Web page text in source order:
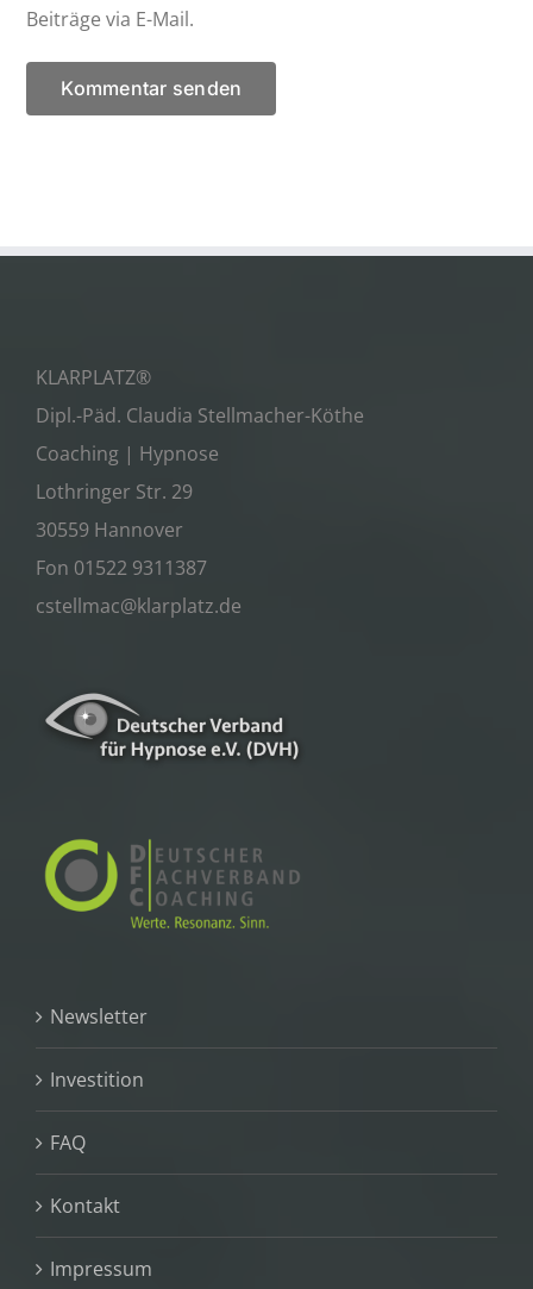
Beiträge via E-Mail.
KLARPLATZ®
Dipl.-Päd. Claudia Stellmacher-Köthe
Coaching | Hypnose
Lothringer Str. 29
30559 Hannover
Fon 01522 9311387
cstellmac@klarplatz.de
Newsletter
Investition
FAQ
Kontakt
Impressum